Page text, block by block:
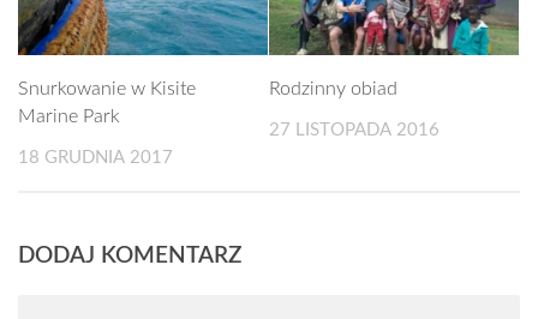
Snurkowanie w Kisite
Marine Park
18 GRUDNIA 2017
Rodzinny obiad
27 LISTOPADA 2016
DODAJ KOMENTARZ